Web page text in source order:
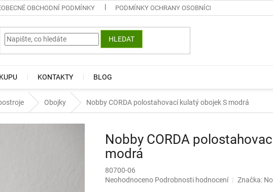
OBCHODNÍ PODMÍNKY PODMÍNKY OCHRANY OSOBNÍCH ÚDAJŮ
HLEDAT
KONTAKTY BLOG
Obojky Nobby CORDA polostahovací kulatý obojek S modrá
Nobby CORDA
modrá
80700-06
Průměrné
Neohodnoceno Podrobnosti hodnocení Značka: